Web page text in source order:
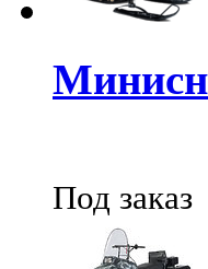
Под заказ